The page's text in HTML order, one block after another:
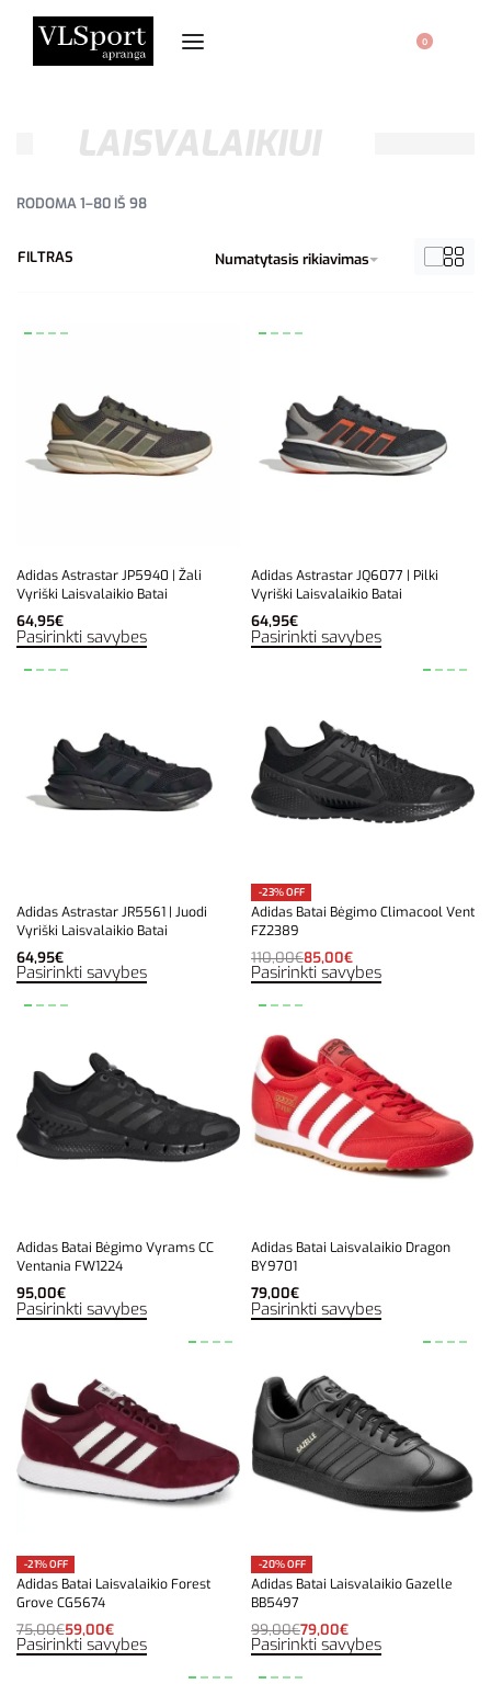
0
LAISVALAIKIUI
RODOMA 1–80 IŠ 98
Numatytasis rikiavimas
FILTRAS
Adidas Astrastar JP5940 | Žali
Vyriški Laisvalaikio Batai
64,95€
Pasirinkti savybes
Adidas Astrastar JQ6077 | Pilki
Vyriški Laisvalaikio Batai
64,95€
Pasirinkti savybes
Adidas Astrastar JR5561 | Juodi
Vyriški Laisvalaikio Batai
64,95€
Pasirinkti savybes
-23% OFF
Adidas Batai Bėgimo Climacool Vent
FZ2389
110,00€85,00€
Pasirinkti savybes
Adidas Batai Bėgimo Vyrams CC
Ventania FW1224
95,00€
Pasirinkti savybes
Adidas Batai Laisvalaikio Dragon
BY9701
79,00€
Pasirinkti savybes
-21% OFF
Adidas Batai Laisvalaikio Forest
Grove CG5674
75,00€59,00€
Pasirinkti savybes
-20% OFF
Adidas Batai Laisvalaikio Gazelle
BB5497
99,00€79,00€
Pasirinkti savybes